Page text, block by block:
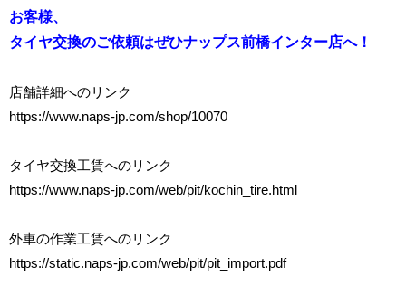
お客様、
タイヤ交換のご依頼はぜひナップス前橋インター店へ！
店舗詳細へのリンク
https://www.naps-jp.com/shop/10070
タイヤ交換工賃へのリンク
https://www.naps-jp.com/web/pit/kochin_tire.html
外車の作業工賃へのリンク
https://static.naps-jp.com/web/pit/pit_import.pdf